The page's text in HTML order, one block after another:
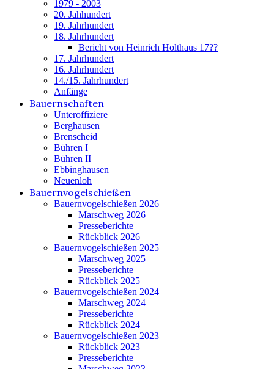
1979 - 2003
20. Jahhundert
19. Jahrhundert
18. Jahrhundert
Bericht von Heinrich Holthaus 17??
17. Jahrhundert
16. Jahrhundert
14./15. Jahrhundert
Anfänge
Bauernschaften
Unteroffiziere
Berghausen
Brenscheid
Bühren I
Bühren II
Ebbinghausen
Neuenloh
Bauernvogelschießen
Bauernvogelschießen 2026
Marschweg 2026
Presseberichte
Rückblick 2026
Bauernvogelschießen 2025
Marschweg 2025
Presseberichte
Rückblick 2025
Bauernvogelschießen 2024
Marschweg 2024
Presseberichte
Rückblick 2024
Bauernvogelschießen 2023
Rückblick 2023
Presseberichte